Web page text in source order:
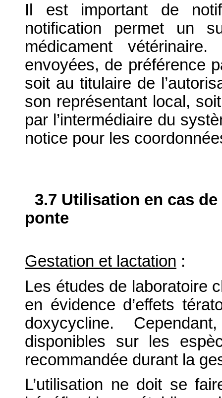
Il est important de
notification permet un
médicament
envoyées, de préférence
soit au titulaire de
son représentant local,
par l’intermédiaire du
notice pour les
3.7 Utilisation en cas
ponte
Gestation et lactation :
Les études de laboratoire
en évidence d’effets
doxycycline.
disponibles sur les
recommandée durant la
L’utilisation ne doit se